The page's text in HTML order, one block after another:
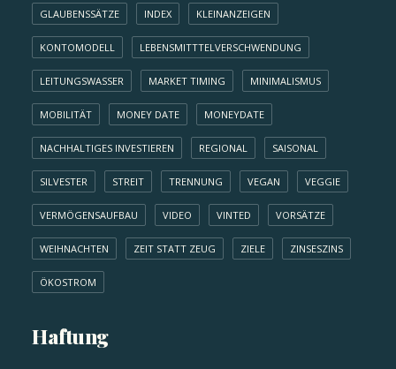
GLAUBENSSÄTZE INDEX KLEINANZEIGEN
KONTOMODELL LEBENSMITTTELVERSCHWENDUNG
LEITUNGSWASSER MARKET TIMING MINIMALISMUS
MOBILITÄT MONEY DATE MONEYDATE
NACHHALTIGES INVESTIEREN REGIONAL SAISONAL
SILVESTER STREIT TRENNUNG VEGAN VEGGIE
VERMÖGENSAUFBAU VIDEO VINTED VORSÄTZE
WEIHNACHTEN ZEIT STATT ZEUG ZIELE ZINSESZINS
ÖKOSTROM
Haftung